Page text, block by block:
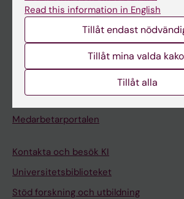
Studentmejlen
Kurs- och programwebbar
Medarbetare
Medarbetarportalen
Kontakta och besök KI
Universitetsbiblioteket
Stöd forskning och utbildning
Read this information in English
Tillåt endast
Tillåt mina valda
Tillåt alla